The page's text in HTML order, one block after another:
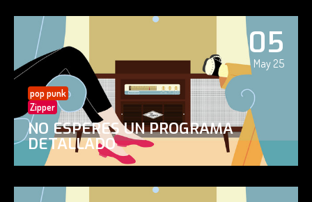
05
May 25
pop punk
Zipper
NO ESPERES UN PROGRAMA
DETALLADO